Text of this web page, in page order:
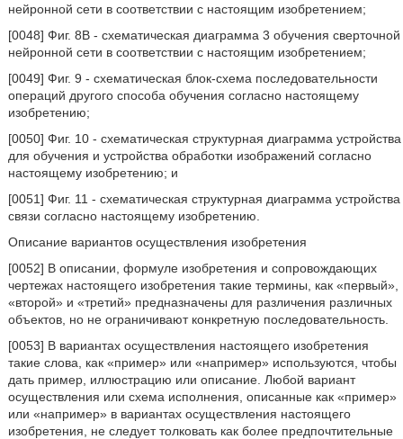
нейронной сети в соответствии с настоящим изобретением;
[0048] Фиг. 8B - схематическая диаграмма 3 обучения сверточной
нейронной сети в соответствии с настоящим изобретением;
[0049] Фиг. 9 - схематическая блок-схема последовательности
операций другого способа обучения согласно настоящему
изобретению;
[0050] Фиг. 10 - схематическая структурная диаграмма устройства
для обучения и устройства обработки изображений согласно
настоящему изобретению; и
[0051] Фиг. 11 - схематическая структурная диаграмма устройства
связи согласно настоящему изобретению.
Описание вариантов осуществления изобретения
[0052] В описании, формуле изобретения и сопровождающих
чертежах настоящего изобретения такие термины, как «первый»,
«второй» и «третий» предназначены для различения различных
объектов, но не ограничивают конкретную последовательность.
[0053] В вариантах осуществления настоящего изобретения
такие слова, как «пример» или «например» используются, чтобы
дать пример, иллюстрацию или описание. Любой вариант
осуществления или схема исполнения, описанные как «пример»
или «например» в вариантах осуществления настоящего
изобретения, не следует толковать как более предпочтительные